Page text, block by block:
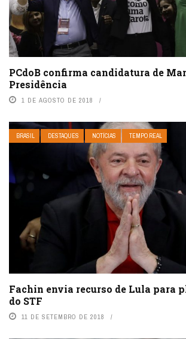
PCdoB confirma candidatura de
Presidência
1 DE AGOSTO DE 2018
BRASIL DESTAQUES NOTÍCIAS TEMPO REAL
Fachin envia recurso de Lula para
do STF
11 DE SETEMBRO DE 2018